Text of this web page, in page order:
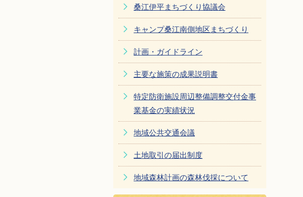
桑江伊平まちづくり協議会
キャンプ桑江南側地区まちづくり
計画・ガイドライン
主要な施策の成果説明書
特定防衛施設周辺整備調整交付金事
業基金の実績状況
地域公共交通会議
土地取引の届出制度
地域森林計画の森林伐採について